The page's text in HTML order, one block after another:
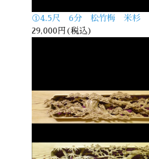
①4.5尺 6分 松竹梅 米杉
29,000円(税込)